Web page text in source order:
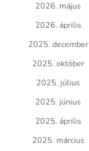
2026. május
2026. április
2025. december
2025. október
2025. július
2025. június
2025. április
2025. március